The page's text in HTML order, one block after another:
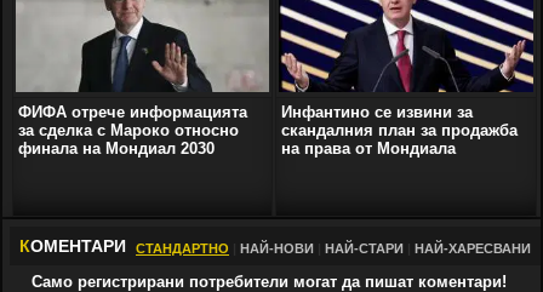
ФИФА отрече информацията
за сделка с Мароко относно
финала на Мондиал 2030
Инфантино се извини за
скандалния план за продажба
на права от Мондиала
КОМЕНТАРИ СТАНДАРТНО НАЙ-НОВИ НАЙ-СТАРИ НАЙ-ХАРЕСВАНИ
Само регистрирани потребители могат да пишат коментари!